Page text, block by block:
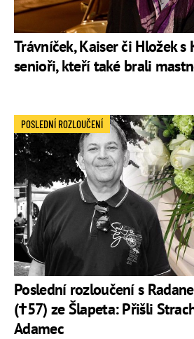
Trávníček, Kaiser či Hložek s
senioři, kteří také brali
Poslední rozloučení s
(†57) ze Šlapeta: Přišli
Adamec
POSLEDNÍ ROZLOUČENÍ